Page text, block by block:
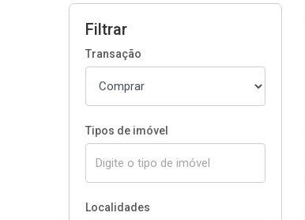
Filtrar
Transação
Tipos de imóvel
Localidades